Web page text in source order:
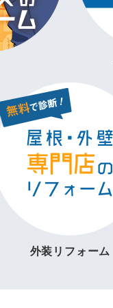
外装リフォーム